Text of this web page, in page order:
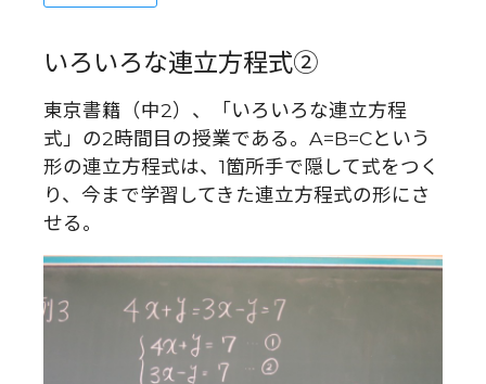
いろいろな連立方程式②
東京書籍（中2）、「いろいろな連立方程
式」の2時間目の授業である。A=B=Cという
形の連立方程式は、1箇所手で隠して式をつく
り、今まで学習してきた連立方程式の形にさ
せる。